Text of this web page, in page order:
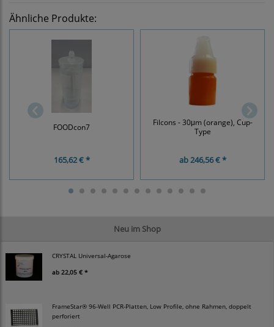
Neu im Shop
CRYSTAL Universal-Agarose
ab 22,05 € *
FrameStar® 96-Well PCR-Platten, Low Profile, ohne Rahmen, doppelt
perforiert
Ähnliche Produkte:
FOODcon7
165,62 € *
Filcons - 30μm (orange), Cup-
Type
ab246,56 € *